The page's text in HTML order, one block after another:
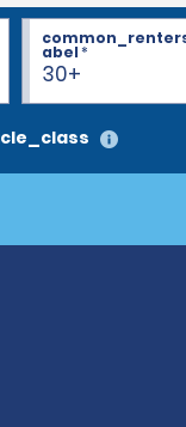
30+
abel*